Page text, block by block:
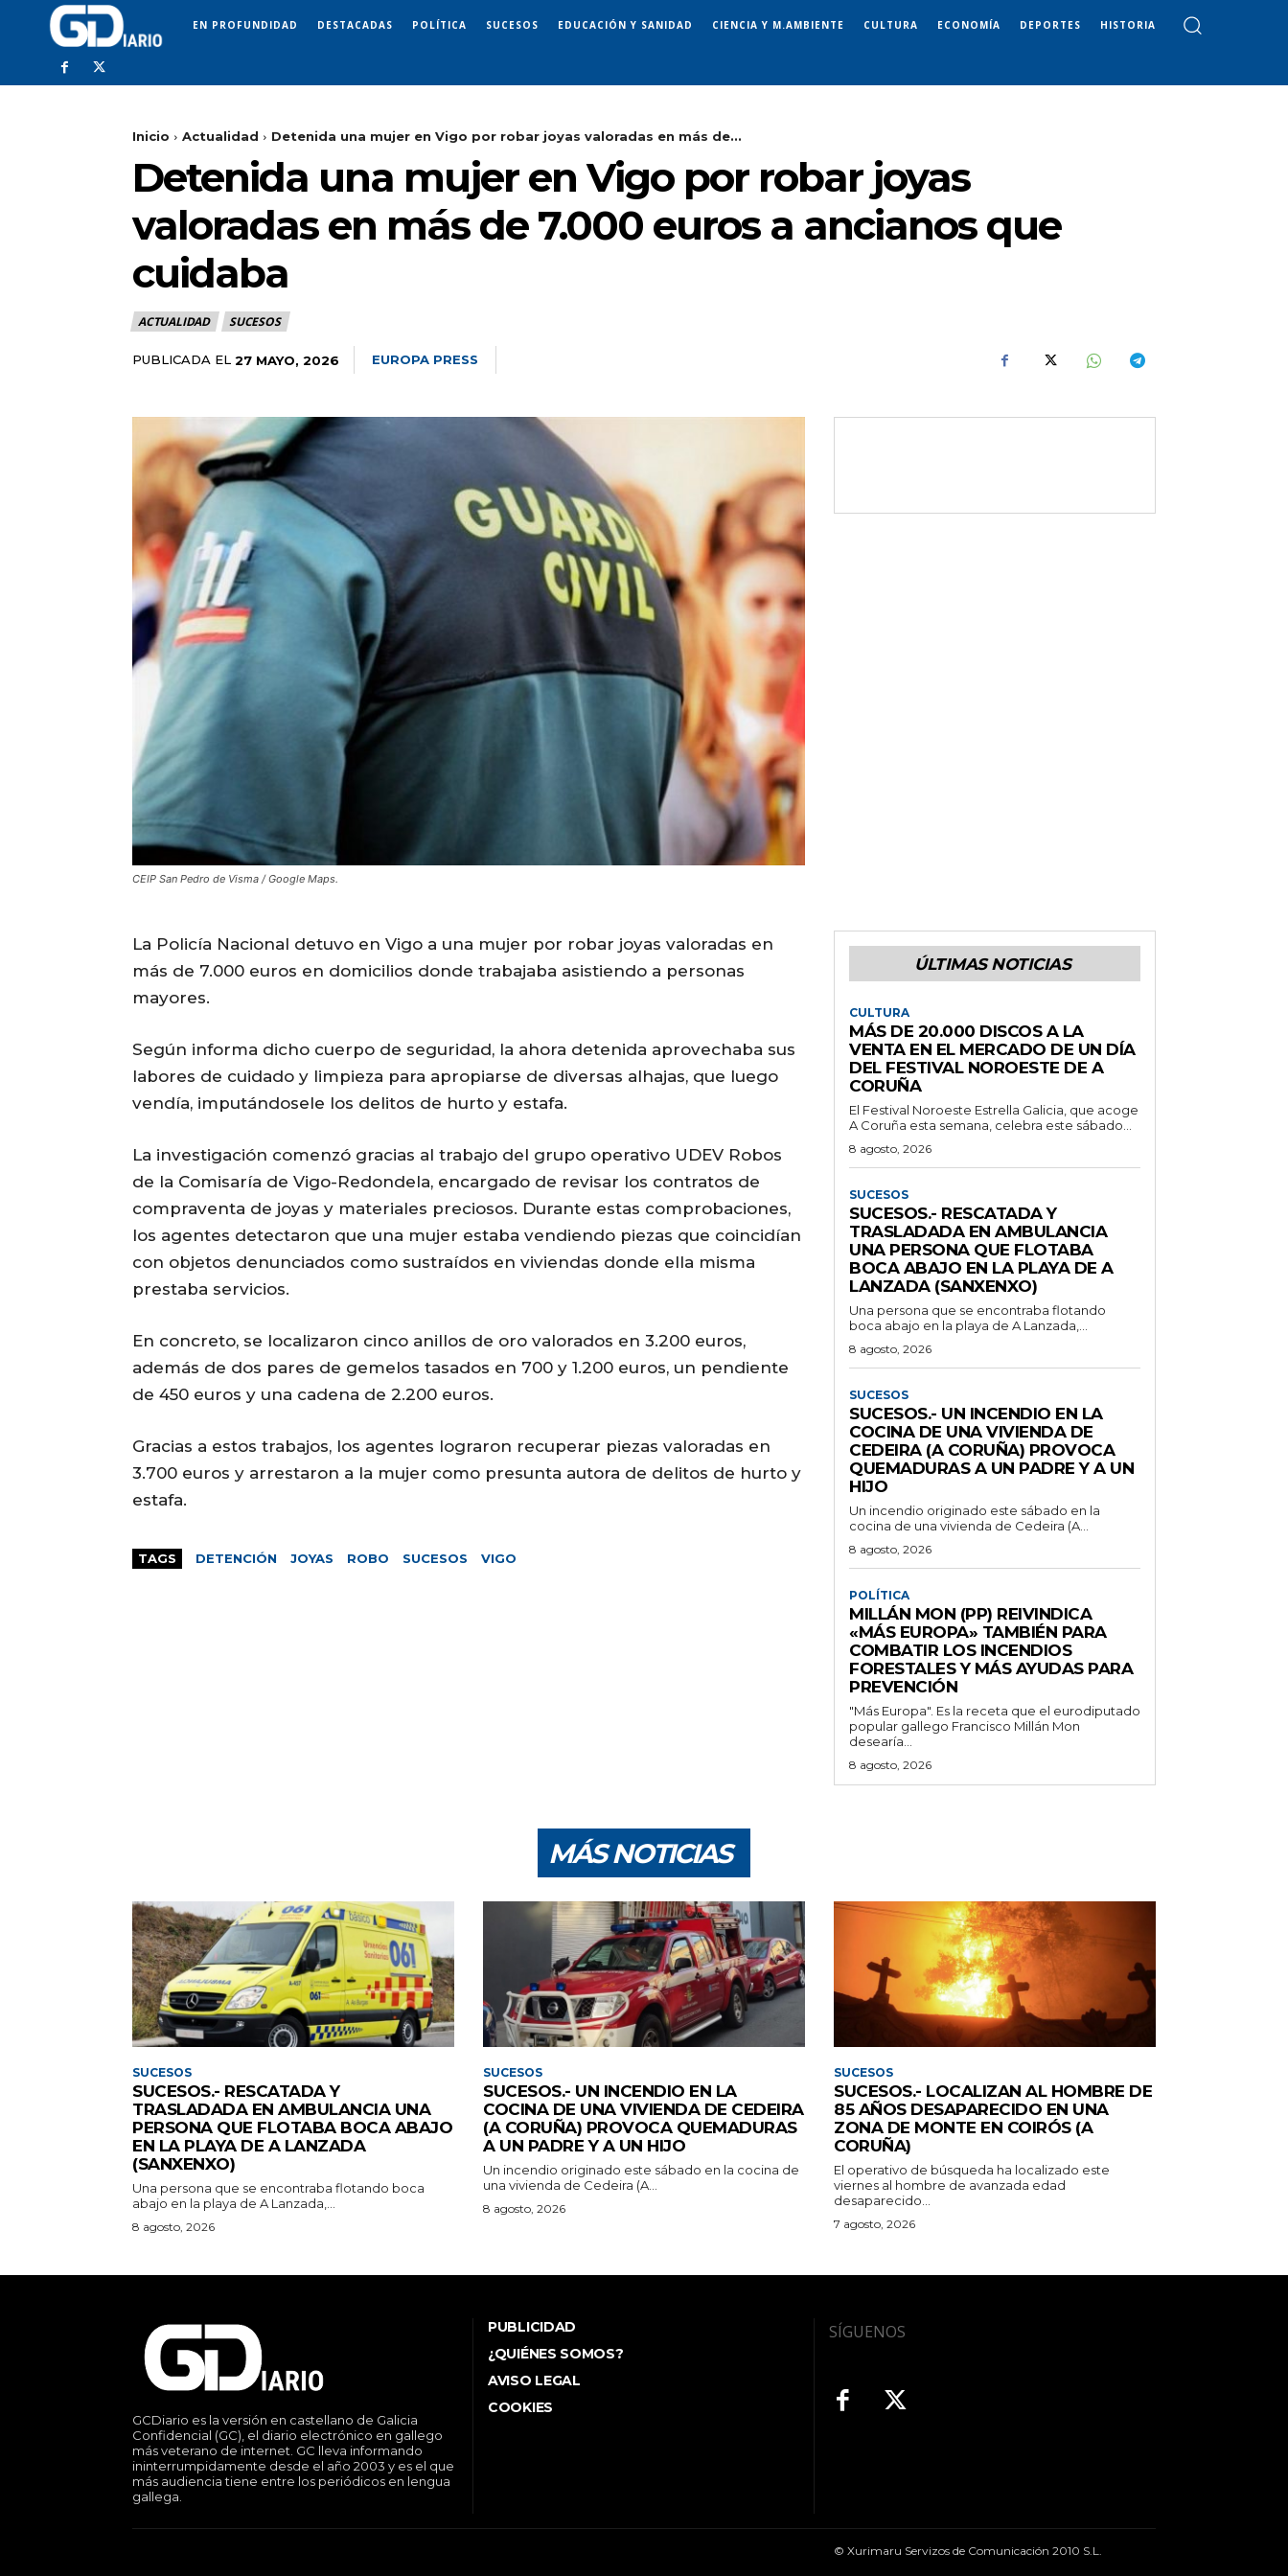
EN PROFUNDIDAD DESTACADAS POLÍTICA SUCESOS EDUCACIÓN Y SANIDAD CIENCIA Y M.AMBIENTE CULTURA ECONOMÍA DEPORTES HISTORIA
Inicio Actualidad Detenida una mujer en Vigo por robar joyas valoradas en más de...
Detenida una mujer en Vigo por robar joyas
valoradas en más de 7.000 euros a ancianos que
cuidaba
ACTUALIDAD SUCESOS
PUBLICADA EL 27 MAYO, 2026 EUROPA PRESS
CEIP San Pedro de Visma / Google Maps.
La Policía Nacional detuvo en Vigo a una mujer por robar joyas valoradas en
más de 7.000 euros en domicilios donde trabajaba asistiendo a personas
mayores.
Según informa dicho cuerpo de seguridad, la ahora detenida aprovechaba sus
labores de cuidado y limpieza para apropiarse de diversas alhajas, que luego
vendía, imputándosele los delitos de hurto y estafa.
La investigación comenzó gracias al trabajo del grupo operativo UDEV Robos
de la Comisaría de Vigo-Redondela, encargado de revisar los contratos de
compraventa de joyas y materiales preciosos. Durante estas comprobaciones,
los agentes detectaron que una mujer estaba vendiendo piezas que coincidían
con objetos denunciados como sustraídos en viviendas donde ella misma
prestaba servicios.
En concreto, se localizaron cinco anillos de oro valorados en 3.200 euros,
además de dos pares de gemelos tasados en 700 y 1.200 euros, un pendiente
de 450 euros y una cadena de 2.200 euros.
Gracias a estos trabajos, los agentes lograron recuperar piezas valoradas en
3.700 euros y arrestaron a la mujer como presunta autora de delitos de hurto y
estafa.
TAGS DETENCIÓN JOYAS ROBO SUCESOS VIGO
ÚLTIMAS NOTICIAS
CULTURA
MÁS DE 20.000 DISCOS A LA
VENTA EN EL MERCADO DE UN DÍA
DEL FESTIVAL NOROESTE DE A
CORUÑA
El Festival Noroeste Estrella Galicia, que acoge
A Coruña esta semana, celebra este sábado...
8 agosto, 2026
SUCESOS
SUCESOS.- RESCATADA Y
TRASLADADA EN AMBULANCIA
UNA PERSONA QUE FLOTABA
BOCA ABAJO EN LA PLAYA DE A
LANZADA (SANXENXO)
Una persona que se encontraba flotando
boca abajo en la playa de A Lanzada,...
8 agosto, 2026
SUCESOS
SUCESOS.- UN INCENDIO EN LA
COCINA DE UNA VIVIENDA DE
CEDEIRA (A CORUÑA) PROVOCA
QUEMADURAS A UN PADRE Y A UN
HIJO
Un incendio originado este sábado en la
cocina de una vivienda de Cedeira (A...
8 agosto, 2026
POLÍTICA
MILLÁN MON (PP) REIVINDICA
«MÁS EUROPA» TAMBIÉN PARA
COMBATIR LOS INCENDIOS
FORESTALES Y MÁS AYUDAS PARA
PREVENCIÓN
"Más Europa". Es la receta que el eurodiputado
popular gallego Francisco Millán Mon
desearía...
8 agosto, 2026
MÁS NOTICIAS
SUCESOS
SUCESOS.- RESCATADA Y
TRASLADADA EN AMBULANCIA UNA
PERSONA QUE FLOTABA BOCA ABAJO
EN LA PLAYA DE A LANZADA
(SANXENXO)
Una persona que se encontraba flotando boca
abajo en la playa de A Lanzada,...
8 agosto, 2026
SUCESOS
SUCESOS.- UN INCENDIO EN LA
COCINA DE UNA VIVIENDA DE CEDEIRA
(A CORUÑA) PROVOCA QUEMADURAS
A UN PADRE Y A UN HIJO
Un incendio originado este sábado en la cocina de
una vivienda de Cedeira (A...
8 agosto, 2026
SUCESOS
SUCESOS.- LOCALIZAN AL HOMBRE DE
85 AÑOS DESAPARECIDO EN UNA
ZONA DE MONTE EN COIRÓS (A
CORUÑA)
El operativo de búsqueda ha localizado este
viernes al hombre de avanzada edad
desaparecido...
7 agosto, 2026
GCDiario es la versión en castellano de Galicia
Confidencial (GC), el diario electrónico en gallego
más veterano de internet. GC lleva informando
ininterrumpidamente desde el año 2003 y es el que
más audiencia tiene entre los periódicos en lengua
gallega.
PUBLICIDAD
¿QUIÉNES SOMOS?
AVISO LEGAL
COOKIES
SÍGUENOS
© Xurimaru Servizos de Comunicación 2010 S.L.